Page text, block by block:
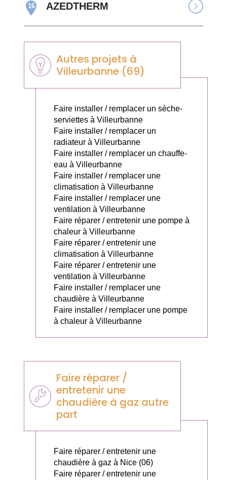
16 AZEDTHERM
Autres projets à
Villeurbanne (69)
Faire installer / remplacer un sèche-
serviettes à Villeurbanne
Faire installer / remplacer un
radiateur à Villeurbanne
Faire installer / remplacer un chauffe-
eau à Villeurbanne
Faire installer / remplacer une
climatisation à Villeurbanne
Faire installer / remplacer une
ventilation à Villeurbanne
Faire réparer / entretenir une pompe à
chaleur à Villeurbanne
Faire réparer / entretenir une
climatisation à Villeurbanne
Faire réparer / entretenir une
ventilation à Villeurbanne
Faire installer / remplacer une
chaudière à Villeurbanne
Faire installer / remplacer une pompe
à chaleur à Villeurbanne
Faire réparer /
entretenir une
chaudière à gaz autre
part
Faire réparer / entretenir une
chaudière à gaz à Nice (06)
Faire réparer / entretenir une